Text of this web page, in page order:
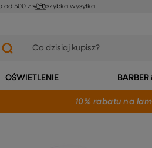
500 zł szybka wysyłka
OŚWIETLENIE BARBER
10% rabatu na